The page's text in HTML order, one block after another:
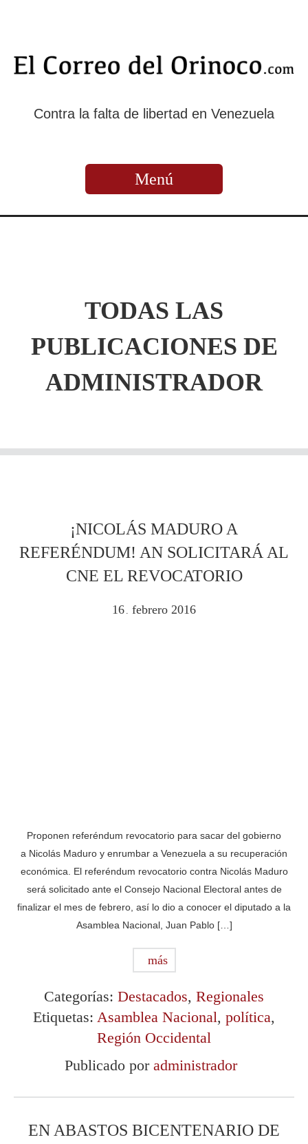
Contra la falta de libertad en Venezuela
Menú
TODAS LAS
PUBLICACIONES DE
ADMINISTRADOR
¡NICOLÁS MADURO A
REFERÉNDUM! AN SOLICITARÁ AL
CNE EL REVOCATORIO
16 . febrero 2016
Proponen referéndum revocatorio para sacar del gobierno
a Nicolás Maduro y enrumbar a Venezuela a su recuperación
económica. El referéndum revocatorio contra Nicolás Maduro
será solicitado ante el Consejo Nacional Electoral antes de
finalizar el mes de febrero, así lo dio a conocer el diputado a la
Asamblea Nacional, Juan Pablo […]
más
Categorías: Destacados, Regionales
Etiquetas: Asamblea Nacional, política,
Región Occidental
Publicado por administrador
EN ABASTOS BICENTENARIO DE